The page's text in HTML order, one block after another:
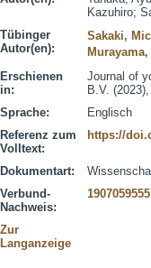
Kazuhiro;
Tübinger
Autor(en):
Sakaki,
Erschienen
in:
Journal of
B.V.
Sprache:
Englisch
Referenz zum
Volltext:
https://
Dokumentart:
Verbund-
Nachweis:
1907059555
Zur
Langanzeige